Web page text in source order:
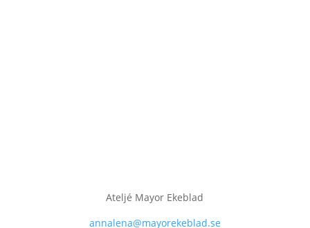
Ateljé Mayor Ekeblad
annalena@mayorekeblad.se